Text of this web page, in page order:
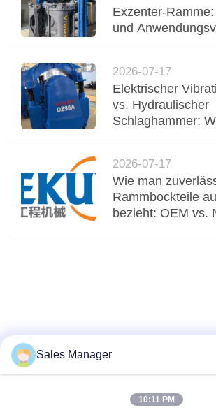
Exzenter-
und
2026-07-17
Elektrischer
vs. Hydraulischer
Schlaghammer:
2026-07-17
Wie man
Rammbockteile
bezieht: OEM vs.
Sales Manager
10:11 PM